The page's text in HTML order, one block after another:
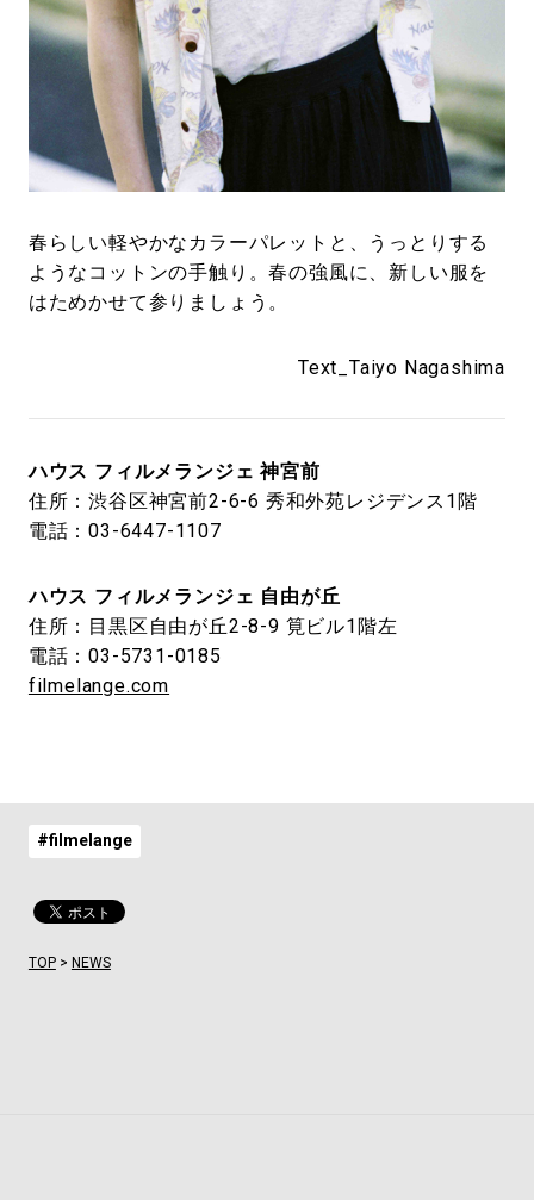
春らしい軽やかなカラーパレットと、うっとりする
ようなコットンの手触り。春の強風に、新しい服を
はためかせて参りましょう。
Text_Taiyo Nagashima
ハウス フィルメランジェ 神宮前
住所：渋谷区神宮前2-6-6 秀和外苑レジデンス1階
電話：03-6447-1107
ハウス フィルメランジェ 自由が丘
住所：目黒区自由が丘2-8-9 筧ビル1階左
電話：03-5731-0185
filmelange.com
#filmelange
TOP> NEWS